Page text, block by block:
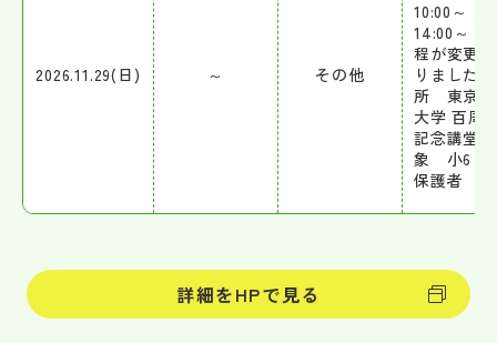
2026.11.29(日) ～ その他
10:00～ /
14:00～ ※
程が変更
りました
所 東京
大学 百周
記念講堂
象 小6 児
保護者
詳細をHPで見る